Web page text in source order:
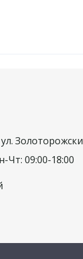
Чт: 09:00-18:00